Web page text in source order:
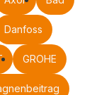
Danfoss
GROHE